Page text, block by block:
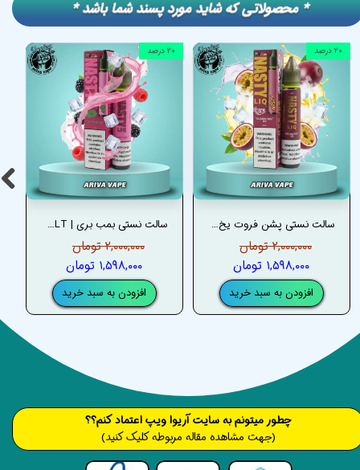
سالت نستی بمب بری | BERRY BOMB NASTY SALT
۲,۰۰۰,۰۰۰ تومان
۱,۵۹۸,۰۰۰ تومان
افزودن به سبد خرید
۲۰ درصد
سالت نستی پشن فروت یخ | PASSION FRUIT ICE NASTY SALT
۲,۰۰۰,۰۰۰ تومان
۱,۵۹۸,۰۰۰ تومان
افزودن به سبد خرید
۲۰ درصد
​​* محصولاتی که شاید مورد پسند شما باشد *
​​​چطور میتونم به سایت آریوا ویپ اعتماد کنم؟؟
(جهت مشاهده مقاله مربوطه کلیک کنید)